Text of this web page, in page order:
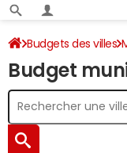
Budgets des villes
Budget